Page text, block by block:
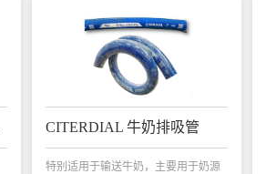
CITERDIAL 牛奶排吸管
特别适用于输送牛奶，主要用于奶源